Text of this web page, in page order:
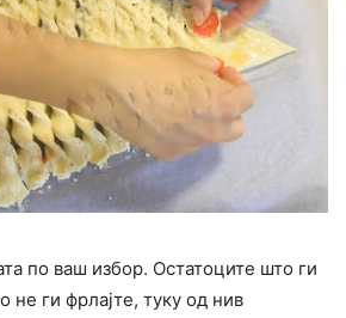
по ваш избор. Остатоците што ги
не ги фрлајте, туку од нив